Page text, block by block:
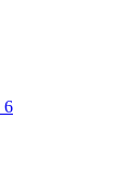
6